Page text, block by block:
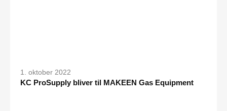
1. oktober 2022
KC ProSupply bliver til MAKEEN Gas Equipment